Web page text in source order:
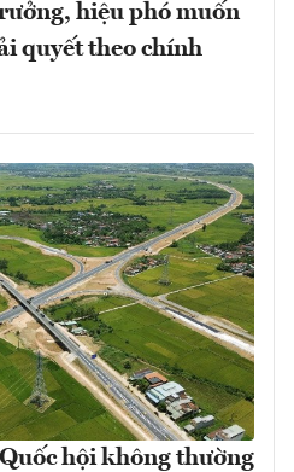
hiệu phó muốn
quyết theo chính
hội không thường